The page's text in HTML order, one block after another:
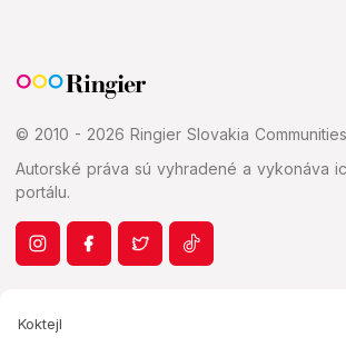
© 2010 - 2026 Ringier Slovakia
Autorské práva sú vyhradené a vykonáva
portálu.
Koktejl